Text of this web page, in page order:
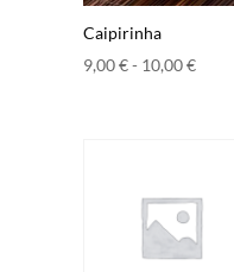
Caipirinha
9,00€- 10,00€Rango
10,00